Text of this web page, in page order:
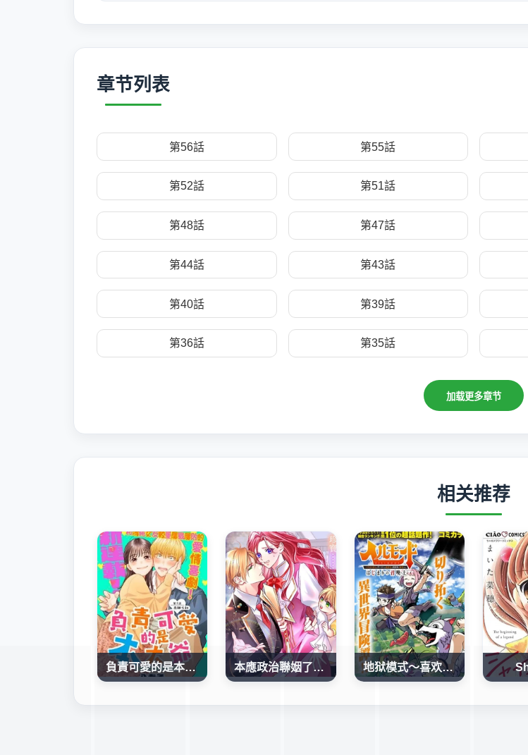
章节列表
第56話 第55話
第52話 第51話
第48話 第47話
第44話 第43話
第40話 第39話
第36話 第35話
加载更多章节
相关推荐
負責可愛的是本大爺 本應政治聯姻了的前男友 （現上司）追着我求複合 地狱模式～喜欢速通游戏的玩家在废设定异世界无双